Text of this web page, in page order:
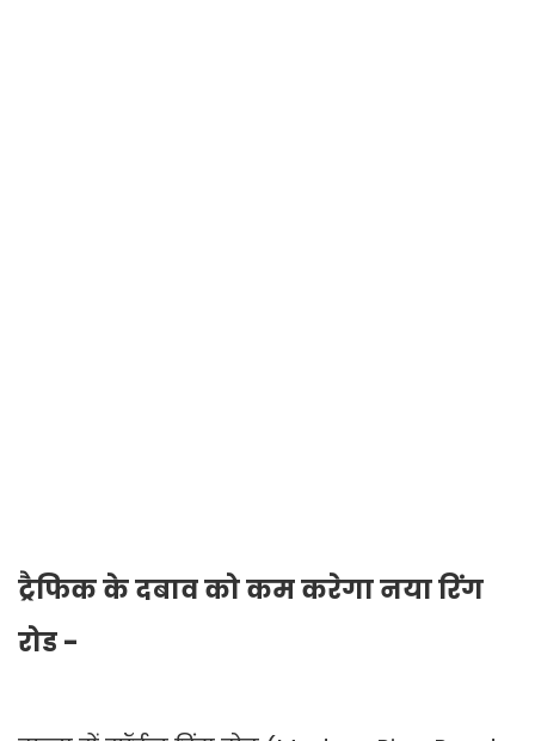
ट्रैफिक के दबाव को कम करेगा नया रिंग
रोड -